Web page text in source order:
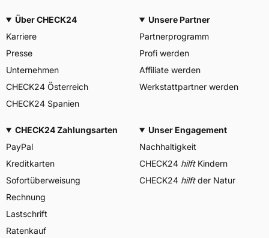
Über CHECK24
Karriere
Presse
Unternehmen
CHECK24 Österreich
CHECK24 Spanien
Unsere Partner
Partnerprogramm
Profi werden
Affiliate werden
Werkstattpartner werden
CHECK24 Zahlungsarten
PayPal
Kreditkarten
Sofortüberweisung
Rechnung
Lastschrift
Ratenkauf
Unser Engagement
Nachhaltigkeit
CHECK24 hilftKindern
CHECK24 hilftder Natur